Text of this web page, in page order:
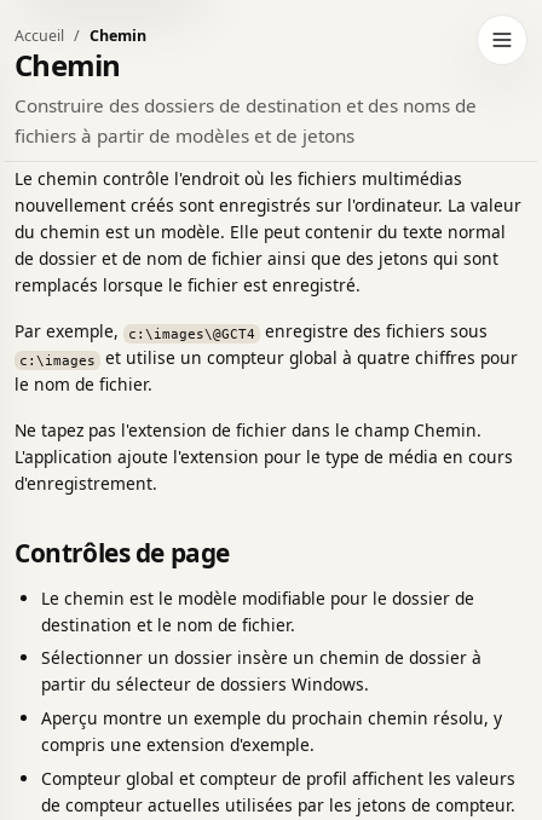
au thème sombre
Accueil Chemin
Chemin
Construire des dossiers de destination et des noms de
fichiers à partir de modèles et de jetons
Le chemin contrôle l'endroit où les fichiers multimédias
nouvellement créés sont enregistrés sur l'ordinateur. La valeur
du chemin est un modèle. Elle peut contenir du texte normal
de dossier et de nom de fichier ainsi que des jetons qui sont
remplacés lorsque le fichier est enregistré.
Par exemple,
c:\images\@GCT4 enregistre des fichiers sous
c:\images et utilise un compteur global à quatre chiffres pour
le nom de fichier.
Ne tapez pas l'extension de fichier dans le champ Chemin.
L'application ajoute l'extension pour le type de média en cours
d'enregistrement.
Contrôles de page
Le chemin est le modèle modifiable pour le dossier de
destination et le nom de fichier.
Sélectionner un dossier insère un chemin de dossier à
partir du sélecteur de dossiers Windows.
Aperçu montre un exemple du prochain chemin résolu, y
compris une extension d'exemple.
Compteur global et compteur de profil affichent les valeurs
de compteur actuelles utilisées par les jetons de compteur.